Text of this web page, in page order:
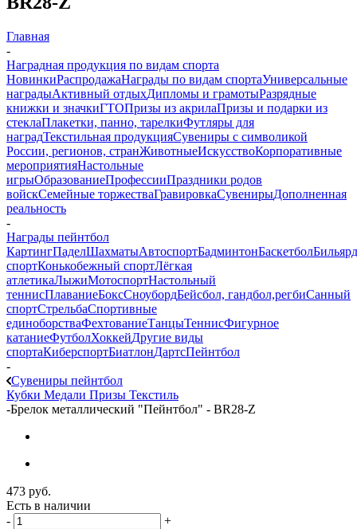
Главная
-
Наградная продукция по видам спорта
НовинкиРаспродажаНаграды по видам спортаУниверсальные
наградыАктивный отдыхДипломы и грамотыРазрядные
книжки и значкиГТОПризы из акрилаПризы и подарки из
стеклаПлакетки, панно, тарелкиФутляры для
наградТекстильная продукцияСувениры с символикой
России, регионов, странЖивотныеИскусствоКорпоративные
мероприятияНастольные
игрыОбразованиеПрофессииПраздники родов
войскСемейные торжестваГравировкаСувенирыДополненная
реальность
-
Награды пейнтбол
КартингПаделШахматыАвтоспортБадминтонБаскетболБильярд
спортКонькобежный спортЛёгкая
атлетикаЛыжиМотоспортНастольный
теннисПлаваниеБоксСноубордБейсбол, гандбол,регбиСанный
спортСтрельбаСпортивные
единоборстваФехтованиеТанцыТеннисФигурное
катаниеФутболХоккейДругие виды
спортаКиберспортБиатлонДартсПейнтбол
-
Сувениры пейнтбол
Кубки Медали Призы Текстиль
-Брелок металлический "Пейнтбол" - BR28-Z
473 руб.
Есть в наличии
-
+